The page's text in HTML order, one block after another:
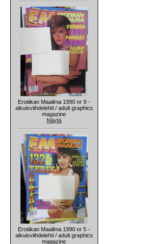
Erotiikan Maailma 1990 nr 9 -
aikuisviihdelehti / adult graphics
magazine
Näytä
Erotiikan Maailma 1990 nr 5 -
aikuisviihdelehti / adult graphics
magazine